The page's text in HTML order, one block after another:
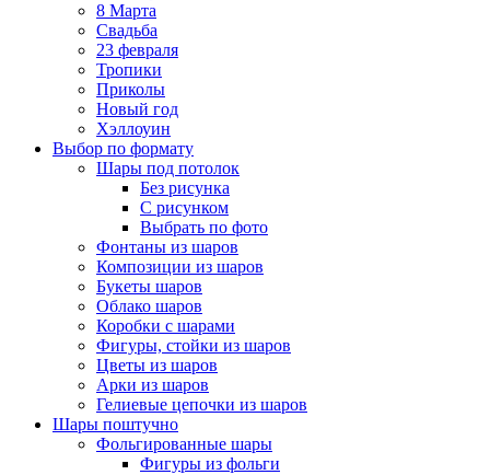
8 Марта
Свадьба
23 февраля
Тропики
Приколы
Новый год
Хэллоуин
Выбор по формату
Шары под потолок
Без рисунка
С рисунком
Выбрать по фото
Фонтаны из шаров
Композиции из шаров
Букеты шаров
Облако шаров
Коробки с шарами
Фигуры, стойки из шаров
Цветы из шаров
Арки из шаров
Гелиевые цепочки из шаров
Шары поштучно
Фольгированные шары
Фигуры из фольги